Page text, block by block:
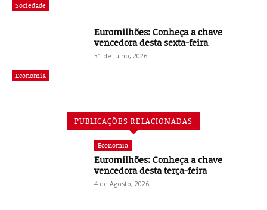
Sociedade
Economia
Euromilhões: Conheça a chave
vencedora desta sexta-feira
31 de Julho, 2026
PUBLICAÇÕES RELACIONADAS
Economia
Euromilhões: Conheça a chave
vencedora desta terça-feira
4 de Agosto, 2026